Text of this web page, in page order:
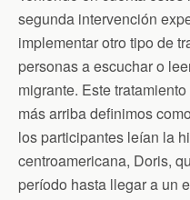
segunda intervención
implementar otro tipo de
personas a escuchar o
migrante. Este
más arriba definimos
los participantes leían la
centroamericana, Doris,
período hasta llegar a un